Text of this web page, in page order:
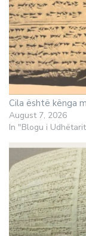
Cila është kënga
August 7, 2026
In "Blogu i